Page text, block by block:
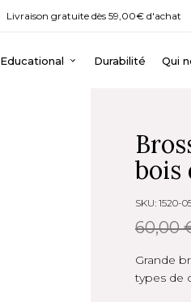
Livraison gratuite dès 59,00€ d'achat
Educational Durabilité Qui
bois
SKU: 1520-
60,00
Grande
types de